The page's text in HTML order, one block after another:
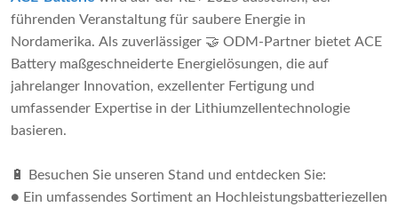
führenden Veranstaltung für saubere Energie in
Nordamerika. Als zuverlässiger 🤝 ODM-Partner bietet ACE
Battery maßgeschneiderte Energielösungen, die auf
jahrelanger Innovation, exzellenter Fertigung und
umfassender Expertise in der Lithiumzellentechnologie
basieren.
🔋 Besuchen Sie unseren Stand und entdecken Sie:
● Ein umfassendes Sortiment an Hochleistungsbatteriezellen